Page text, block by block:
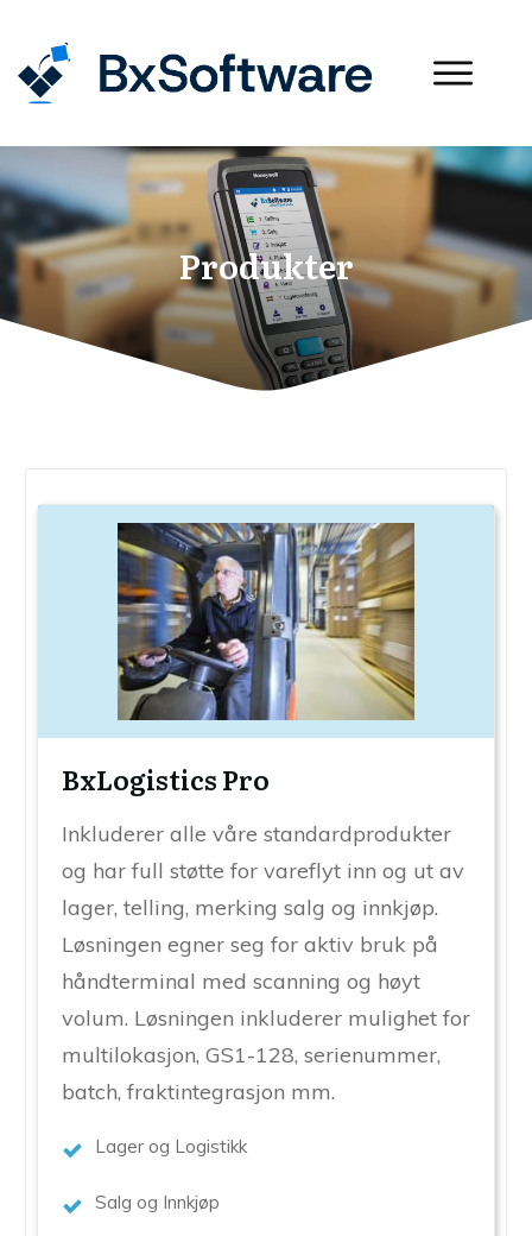
Produkter
BxLogistics Pro
Inkluderer alle våre standardprodukter
og har full støtte for vareflyt inn og ut av
lager, telling, merking salg og innkjøp.
Løsningen egner seg for aktiv bruk på
håndterminal med scanning og høyt
volum. Løsningen inkluderer mulighet for
multilokasjon, GS1-128, serienummer,
batch, fraktintegrasjon mm.
Lager og Logistikk
Salg og Innkjøp